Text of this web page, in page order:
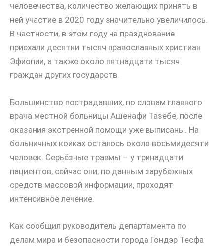
человечества, количество желающих принять в
ней участие в 2020 году значительно увеличилось.
В частности, в этом году на празднование
приехали десятки тысяч православных христиан
Эфиопии, а также около пятнадцати тысяч
граждан других государств.
Большинство пострадавших, по словам главного
врача местной больницы Ашенафи Тазебе, после
оказания экстренной помощи уже выписаны. На
больничных койках осталось около восьмидесяти
человек. Серьёзные травмы – у тринадцати
пациентов, сейчас они, по данным зарубежных
средств массовой информации, проходят
интенсивное лечение.
Как сообщил руководитель департамента по
делам мира и безопасности города Гондэр Тесфа